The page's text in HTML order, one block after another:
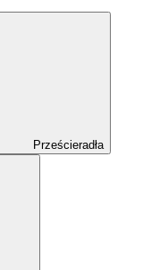
Prześcieradła